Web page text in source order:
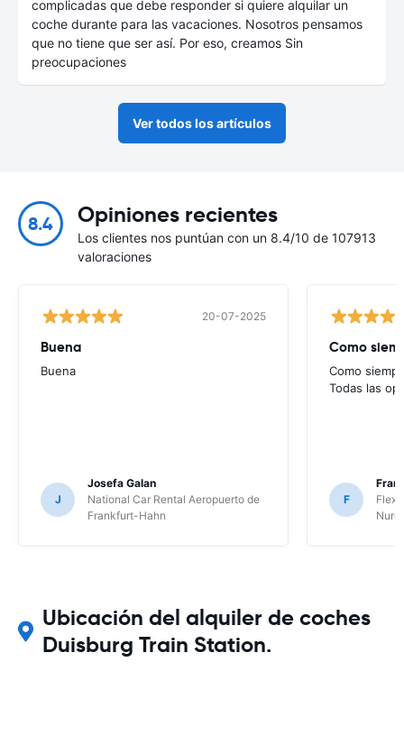
complicadas que debe responder si quiere alquilar un
coche durante para las vacaciones. Nosotros pensamos
que no tiene que ser así. Por eso, creamos Sin
preocupaciones
Ver todos los artículos
8.4 Opiniones recientes
Los clientes nos puntúan con un 8.4/10 de 107913
valoraciones
20-07-2025
Buena
Buena
J
Josefa Galan
National Car Rental Aeropuerto de
Frankfurt-Hahn
Como
Como
Todas las
F
Flex
Ubicación del alquiler de coches
Duisburg Train Station.